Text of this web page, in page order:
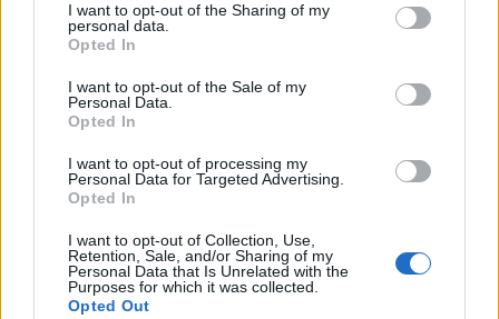
not limited to your visit or usage behaviour. You may click to
grant or deny consent to Google and its third-party tags to
use your data for below specified purposes in below Google
consent section.
I want to opt-out of the Sharing of my
personal data.
Opted In
I want to opt-out of the Sale of my
Personal Data.
Opted In
I want to opt-out of processing my
Personal Data for Targeted Advertising.
Opted In
I want to opt-out of Collection, Use,
Retention, Sale, and/or Sharing of my
Personal Data that Is Unrelated with the
Purposes for which it was collected.
Opted Out
Για την αρνητική απάντηση της ΑΕΚ στην
πρόταση της Μοντερέι: «
αλήθεια είναι ότι η ομάδα πήρε αυτή τη θέση και
είναι ενοχλητικό να χτυπάς ξανά και ξανά σε μια
Αλλά εγώ προσπαθώ να κάνω τη δουλειά μου και να
δίνω τον καλύτερο εαυτό μου. Έχω συμβόλαιο το
οποίο πρέπει να σεβαστώ και θα το σεβαστώ όσο
καλύτερα μπορώ, με τις καλύτερες εμφανίσεις στο